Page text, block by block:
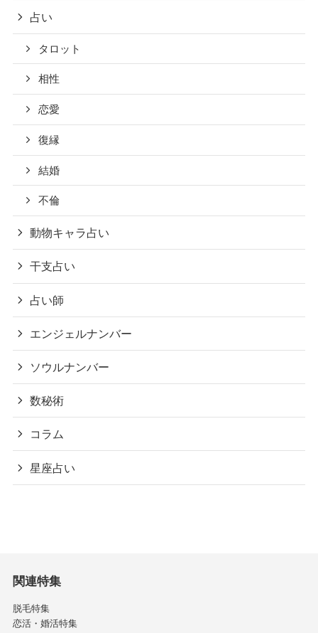
占い
タロット
相性
恋愛
復縁
結婚
不倫
動物キャラ占い
干支占い
占い師
エンジェルナンバー
ソウルナンバー
数秘術
コラム
星座占い
関連特集
脱毛特集
恋活・婚活特集